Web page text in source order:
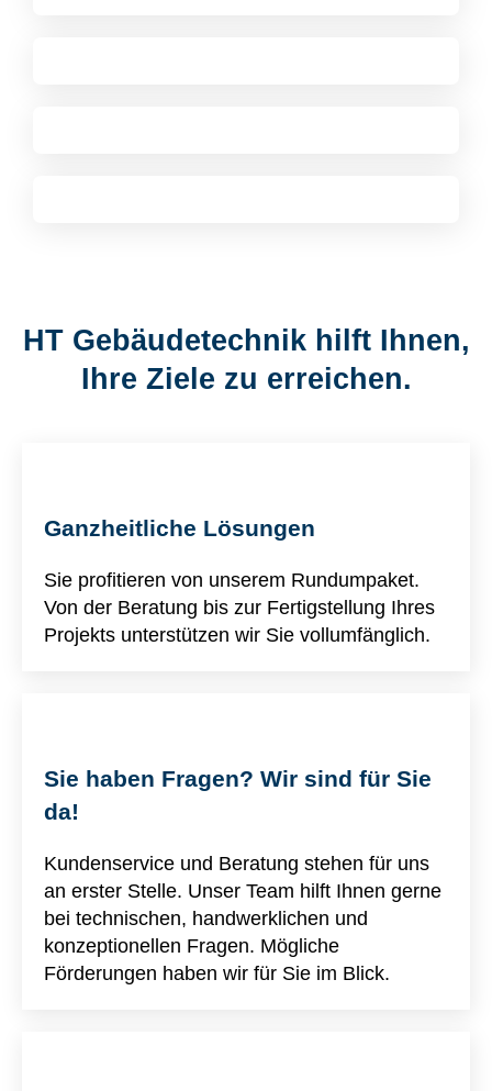
HT Gebäudetechnik hilft Ihnen,
Ihre Ziele zu erreichen.
Ganzheitliche Lösungen
Sie profitieren von unserem Rundumpaket.
Von der Beratung bis zur Fertigstellung Ihres
Projekts unterstützen wir Sie vollumfänglich.
Sie haben Fragen? Wir sind für Sie
da!
Kundenservice und Beratung stehen für uns
an erster Stelle. Unser Team hilft Ihnen gerne
bei technischen, handwerklichen und
konzeptionellen Fragen. Mögliche
Förderungen haben wir für Sie im Blick.